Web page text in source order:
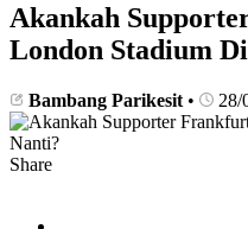
Akankah
London Stadium
Bambang Parikesit • 28/
Share